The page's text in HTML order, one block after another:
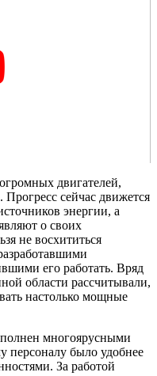
двигателей,
сейчас движется
энергии, а
о своих
не восхититься
его работать. Вряд
области рассчитывали,
настолько мощные
многоярусными
персоналу было удобнее
За работой